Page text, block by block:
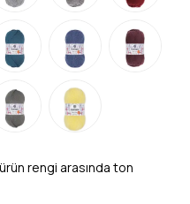
rengi arasında ton